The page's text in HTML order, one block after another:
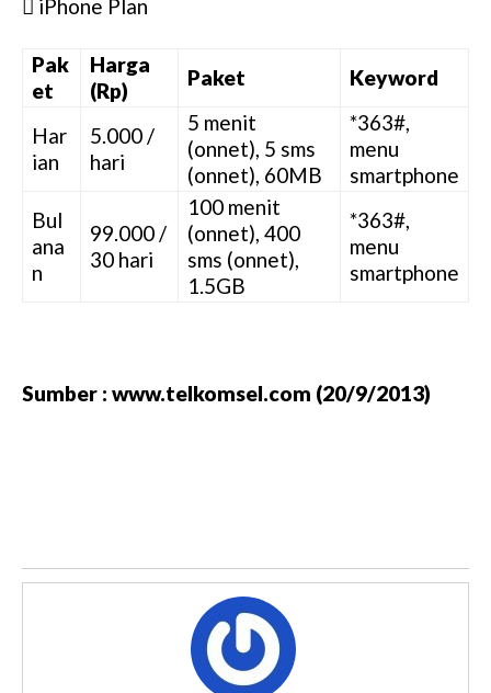
 iPhone Plan
Pak
et
Harga
(Rp)
Paket Keyword
Har
ian
5.000 /
hari
5 menit
(onnet), 5 sms
(onnet), 60MB
*363#,
menu
smartphone
Bul
ana
n
99.000 /
30 hari
100 menit
(onnet), 400
sms (onnet),
1.5GB
*363#,
menu
smartphone
Sumber : www.telkomsel.com (20/9/2013)